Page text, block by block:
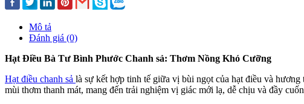
Mô tả
Đánh giá (0)
Hạt Điều Bà Tư Bình Phước Chanh sả: Thơm Nồng Khó Cưỡng
Hạt điều chanh sả là sự kết hợp tinh tế giữa vị bùi ngọt của hạt điều và
mùi thơm thanh mát, mang đến trải nghiệm vị giác mới lạ, dễ chịu và đầy